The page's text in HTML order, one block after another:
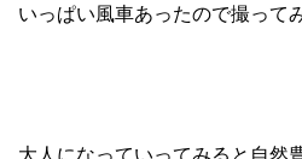
いっぱい風車あったので撮って
大人になっていってみると自然